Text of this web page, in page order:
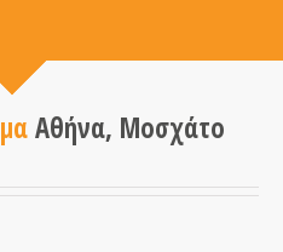
Αθήνα, Μοσχάτο